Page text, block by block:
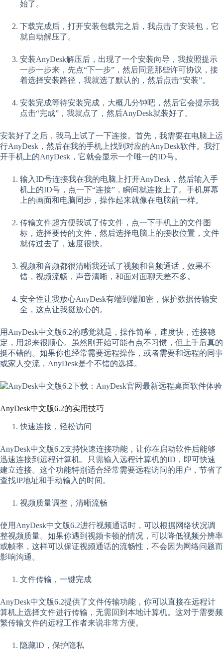
始了。
下载完成后，打开安装包载完之后，我点击了安装包，它
就自动解压了。
安装AnyDesk解压后，出现了一个安装向导，我按照提示
一步一步来，先点“下一步”，然后同意那些许可协议，接
着选择安装路径，我就选了默认的，然后点击“安装”。
安装完成等待安装完成，大概几分钟吧，然后它会提示我
点击“完成”，我就点了，然后AnyDesk就装好了。
安装好了之后，我马上试了一下连接。首先，我需要在电脑上运
行AnyDesk，然后在我的手机上找到对应的AnyDesk软件。我打
开手机上的AnyDesk，它就会显示一个唯一的ID号。
输入ID号连接我在我的电脑上打开AnyDesk，然后输入手
机上的ID号，点一下“连接”，瞬间就连接上了。手机屏幕
上的画面和电脑同步，操作起来就像在电脑前一样。
传输文件超方便我试了传文件，点一下手机上的文件图
标，选择要传的文件，然后选择电脑上的接收位置，文件
就传过去了，速度很快。
视频和音频都很清晰我还试了视频和音频通话，效果不
错，视频流畅，声音清晰，和面对面聊天差不多。
安全性让我放心AnyDesk有端到端加密，保护数据传输安
全，这点让我挺放心的。
用AnyDesk中文版6.2的感觉就是，操作简单，速度快，连接稳
定，用起来很顺心。虽然刚开始可能有点不习惯，但上手后真的
挺不错的。如果你也经常需要远程操作，或者需要和远程的同事
或家人交流，AnyDesk是个不错的选择。
AnyDesk中文版6.2的实用技巧
快速连接，轻松访问
AnyDesk中文版6.2支持快速连接功能，让你在启动软件后能够
迅速连接到远程计算机。只需输入远程计算机的ID，即可快速
建立连接。这个功能特别适合经常需要远程访问的用户，节省了
查找IP地址和手动输入的时间。
视频质量调整，清晰流畅
使用AnyDesk中文版6.2进行视频通话时，可以根据网络状况调
整视频质量。如果你遇到视频卡顿的情况，可以降低视频分辨率
或帧率，这样可以保证视频通话的流畅性，不会因为网络问题而
影响沟通。
文件传输，一键完成
AnyDesk中文版6.2提供了文件传输功能，你可以直接在远程计
算机上选择文件进行传输，无需回到本地计算机。这对于需要频
繁传输文件的远程工作者来说非常方便。
隐藏ID，保护隐私